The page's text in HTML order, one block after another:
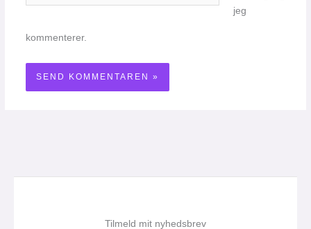
jeg
kommenterer.
Tilmeld mit nyhedsbrev